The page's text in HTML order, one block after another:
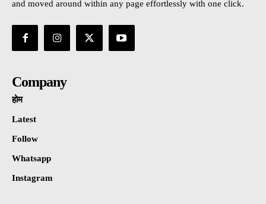
and moved around within any page effortlessly with one click.
Company
होम
Latest
Follow
Whatsapp
Instagram